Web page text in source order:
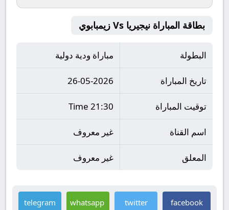
بطاقة المباراة نيجيريا Vs زيمبابوي
البطولة مباراة ودية دولية
تاريخ المباراة 26-05-2026
توقيت المباراة 21:30 Time
اسم القناة غير معروف
المعلق غير معروف
facebook
twitter
whatsapp
telegram